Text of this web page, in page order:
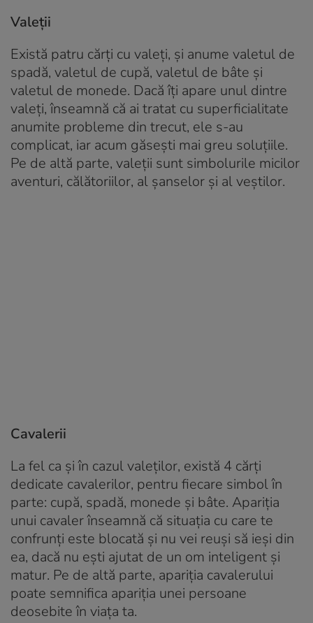
Valeții
Există patru cărți cu valeți, și anume valetul de
spadă, valetul de cupă, valetul de bâte și
valetul de monede. Dacă îți apare unul dintre
valeți, înseamnă că ai tratat cu superficialitate
anumite probleme din trecut, ele s-au
complicat, iar acum găsești mai greu soluțiile.
Pe de altă parte, valeții sunt simbolurile micilor
aventuri, călătoriilor, al șanselor și al veștilor.
Cavalerii
La fel ca și în cazul valeților, există 4 cărți
dedicate cavalerilor, pentru fiecare simbol în
parte: cupă, spadă, monede și bâte. Apariția
unui cavaler înseamnă că situația cu care te
confrunți este blocată și nu vei reuși să ieși din
ea, dacă nu ești ajutat de un om inteligent și
matur. Pe de altă parte, apariția cavalerului
poate semnifica apariția unei persoane
deosebite în viața ta.